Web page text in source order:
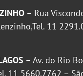
– Rua
11
– Av. do Rio
11 5660.7762 –